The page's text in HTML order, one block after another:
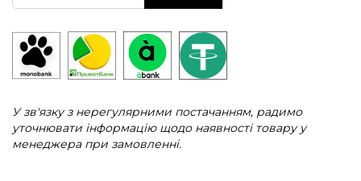
У зв'язку з нерегулярними постачанням, радимо
уточнювати інформацію щодо наявності товару у
менеджера при замовленні.